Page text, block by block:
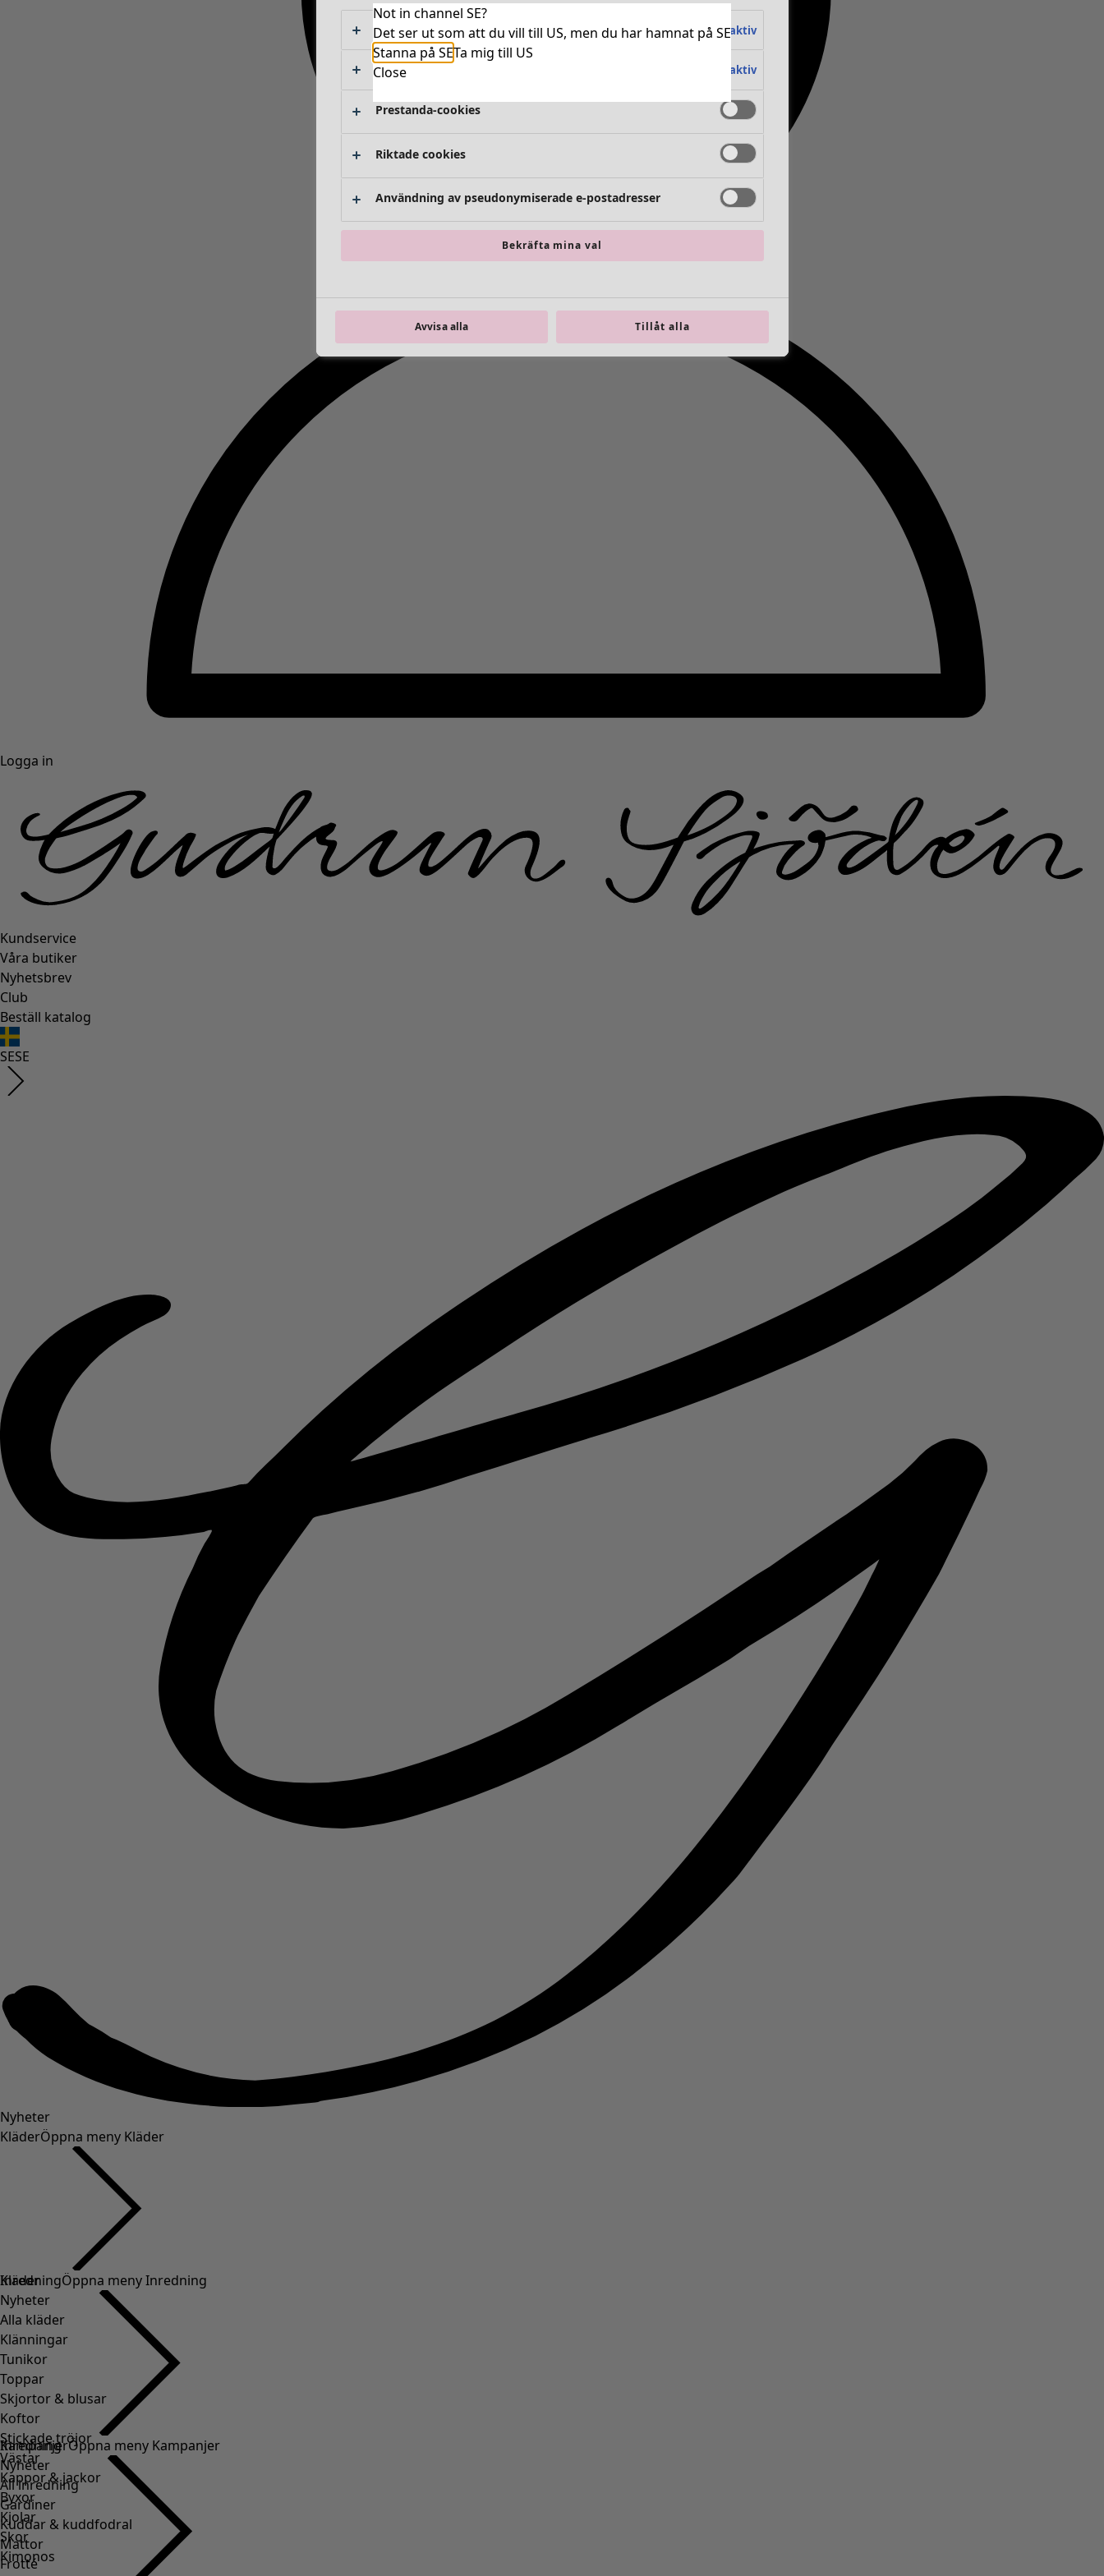
Logga in
Kundservice
Våra butiker
Nyhetsbrev
Club
Beställ katalog
SESE
Nyheter
KläderÖppna meny Kläder
Kläder
Nyheter
Alla kläder
Klänningar
Tunikor
Toppar
Skjortor & blusar
Koftor
Stickade tröjor
Västar
Kappor & jackor
Byxor
Kjolar
Skor
Kimonos
InredningÖppna meny Inredning
Inredning
Nyheter
All inredning
Gardiner
Kuddar & kuddfodral
Mattor
Frotté
KampanjerÖppna meny Kampanjer
Not in channel SE?
Det ser ut som att du vill till US, men du har hamnat på SE
Stanna på SETa mig till US
Close
Absolut nödvändiga cookies Alltid aktiv
Funktionella cookies Alltid aktiv
Prestanda-cookies
Riktade cookies
Användning av pseudonymiserade e-postadresser
Bekräfta mina val
Avvisa alla Tillåt alla